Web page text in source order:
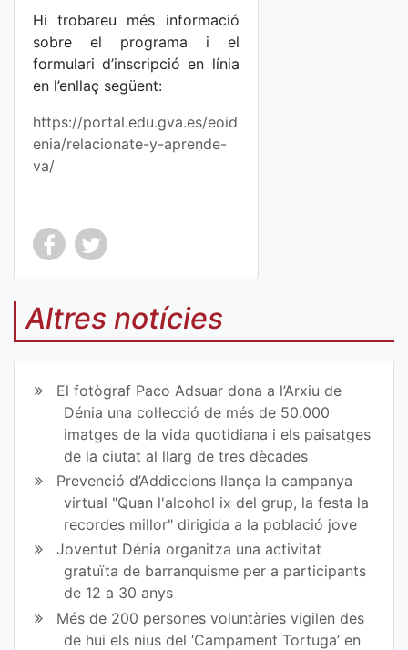
Hi trobareu més informació
sobre el programa i el
formulari d’inscripció en línia
en l’enllaç següent:
https://portal.edu.gva.es/eoid
enia/relacionate-y-aprende-
va/
Co
mp
art
ir
en
Fa
ce
bo
ok
Co
mp
art
ir
en
Tw
itt
er
Altres notícies
El fotògraf Paco Adsuar dona a l’Arxiu de
Dénia una col·lecció de més de 50.000
imatges de la vida quotidiana i els paisatges
de la ciutat al llarg de tres dècades
Prevenció d’Addiccions llança la campanya
virtual "Quan l'alcohol ix del grup, la festa la
recordes millor" dirigida a la població jove
Joventut Dénia organitza una activitat
gratuïta de barranquisme per a participants
de 12 a 30 anys
Més de 200 persones voluntàries vigilen des
de hui els nius del ‘Campament Tortuga’ en